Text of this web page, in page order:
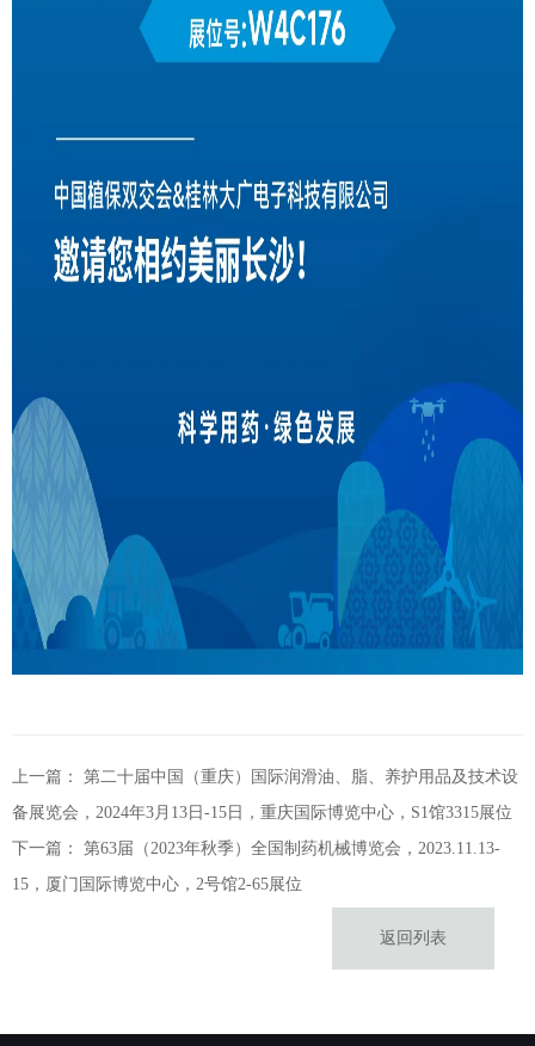
上一篇：
第二十届中国（重庆）国际润滑油、脂、养护用品及技术设
备展览会，2024年3月13日-15日，重庆国际博览中心，S1馆3315展位
下一篇：
第63届（2023年秋季）全国制药机械博览会，2023.11.13-
15，厦门国际博览中心，2号馆2-65展位
返回列表